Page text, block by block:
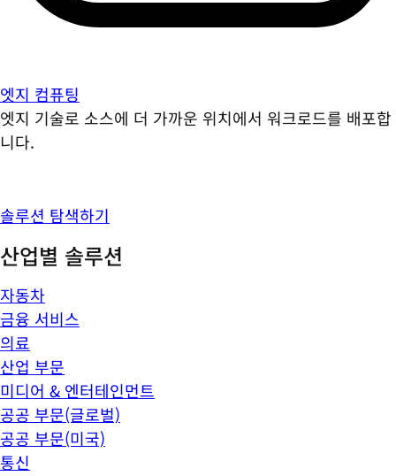
엣지 컴퓨팅
엣지 기술로 소스에 더 가까운 위치에서 워크로드를 배포합
니다.
솔루션 탐색하기
산업별 솔루션
자동차
금융 서비스
의료
산업 부문
미디어 & 엔터테인먼트
공공 부문(글로벌)
공공 부문(미국)
통신